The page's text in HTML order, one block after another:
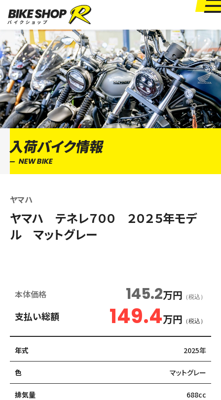
入荷バイク情報
NEW BIKE
ヤマハ
ヤマハ テネレ７００ ２０２５年モデ
ル マットグレー
本体価格 145.2万円 （税込）
支払い総額 149.4万円 （税込）
年式 2025年
色 マットグレー
排気量 688cc